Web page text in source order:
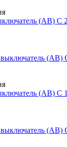
(АВ) C
(АВ) C